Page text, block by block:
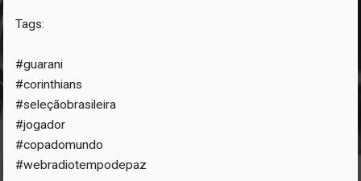
Tags:
#guarani
#corinthians
#seleçãobrasileira
#jogador
#copadomundo
#webradiotempodepaz